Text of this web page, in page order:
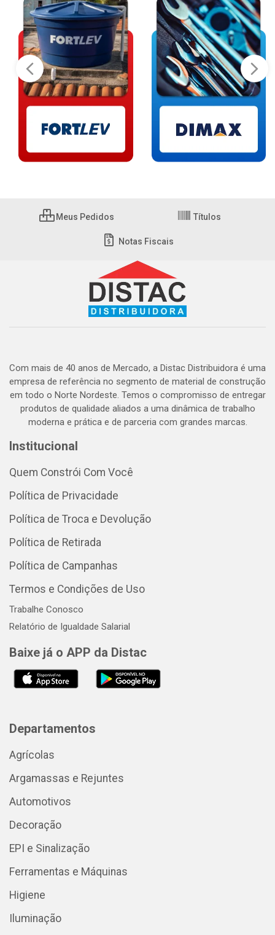
Meus Pedidos Títulos
Notas Fiscais
Com mais de 40 anos de Mercado, a Distac Distribuidora é uma
empresa de referência no segmento de material de construção
em todo o Norte Nordeste. Temos o compromisso de entregar
produtos de qualidade aliados a uma dinâmica de trabalho
moderna e prática e de parceria com grandes marcas.
Institucional
Quem Constrói Com Você
Política de Privacidade
Política de Troca e Devolução
Política de Retirada
Política de Campanhas
Termos e Condições de Uso
Trabalhe Conosco
Relatório de Igualdade Salarial
Baixe já o APP da Distac
Departamentos
Agrícolas
Argamassas e Rejuntes
Automotivos
Decoração
EPI e Sinalização
Ferramentas e Máquinas
Higiene
Iluminação